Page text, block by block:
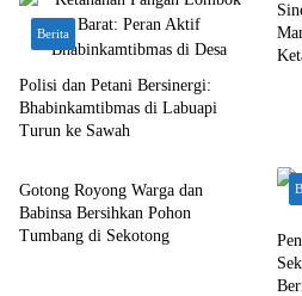
Berita
Polisi dan Petani Bersinergi:
Bhabinkamtibmas di Labuapi
Turun ke Sawah
Bali Nusra
Gotong Royong Warga dan
Babinsa Bersihkan Pohon
Tumbang di Sekotong